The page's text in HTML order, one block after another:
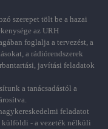
szerepet tölt be a hazai
az URH
foglalja a tervezést, a
a rádiórendszerek
javítási feladatok
a tanácsadástól a
feladatot
- a vezeték nélküli